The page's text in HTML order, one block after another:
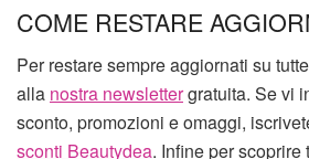
COME RESTARE
Per restare sempre aggiornati su
alla nostra newslettergratuita. Se vi
sconto, promozioni e omaggi,
sconti Beautydea. Infine per